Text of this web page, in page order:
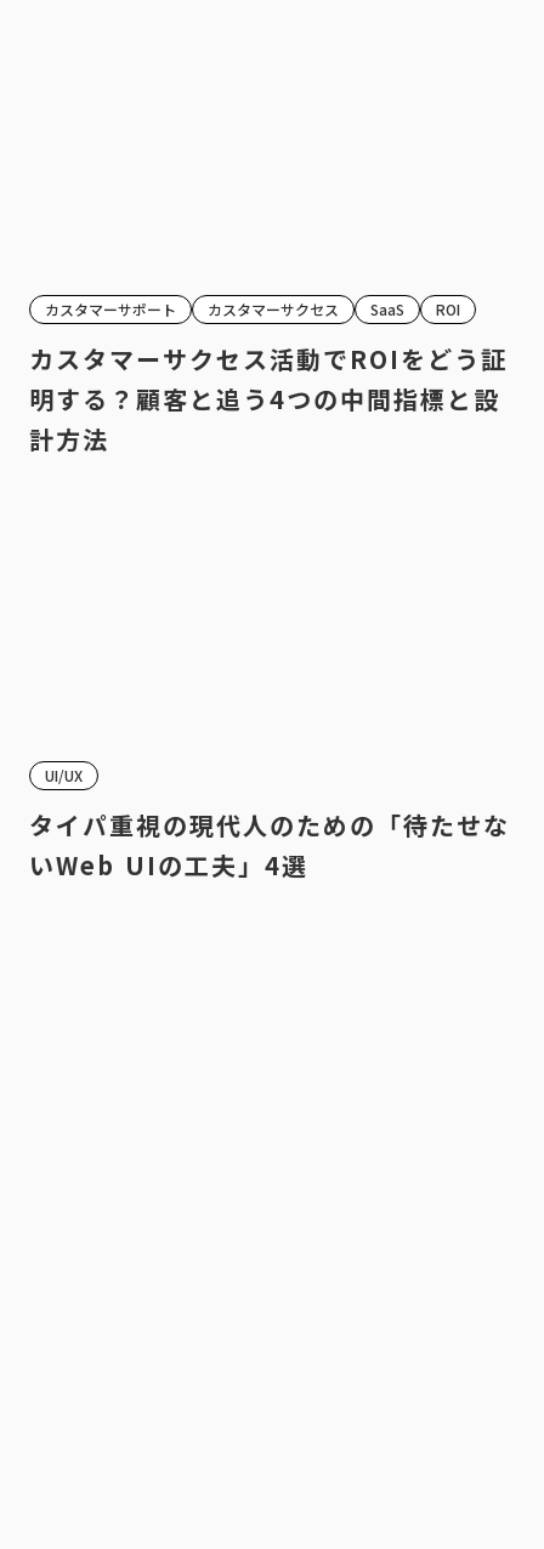
カスタマーサポート カスタマーサクセス SaaS ROI
カスタマーサクセス活動でROIをどう証
明する？顧客と追う4つの中間指標と設
計方法
UI/UX
タイパ重視の現代人のための「待たせな
いWeb UIの工夫」4選